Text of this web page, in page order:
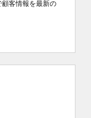
客情報を最新の